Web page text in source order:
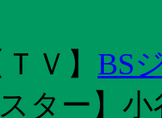
ＴＶ 】 BS
スター】